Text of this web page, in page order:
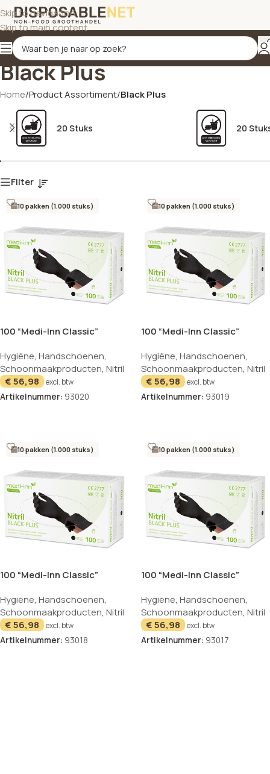
Skip to navigation
Skip to main content
Black Plus
Home/Product Assortiment/Black Plus
20 Stuks 20
Filter
10 pakken (1.000 stuks)
100 “Medi-Inn Classic”
poedervrij “Black Plus” zwart
Maat: XL
Hygiëne, Handschoenen,
Schoonmaakproducten, Nitril
€56,98 excl. btw
Artikelnummer: 93020
10 pakken (1.000 stuks)
100 “Medi-Inn Classic”
poedervrij “Black Plus” zwart
Maat: L
Hygiëne, Handschoenen,
Schoonmaakproducten, Nitril
€56,98 excl. btw
Artikelnummer: 93019
10 pakken (1.000 stuks)
100 “Medi-Inn Classic”
poedervrij “Black Plus” zwart
Maat: M
Hygiëne, Handschoenen,
Schoonmaakproducten, Nitril
€56,98 excl. btw
Artikelnummer: 93018
10 pakken (1.000 stuks)
100 “Medi-Inn Classic”
poedervrij “Black Plus” zwart
Maat: S
Hygiëne, Handschoenen,
Schoonmaakproducten, Nitril
€56,98 excl. btw
Artikelnummer: 93017